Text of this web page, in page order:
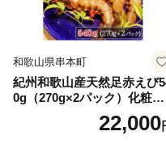
和歌山県串本町
紀州和歌山産天然足赤えび
0g（270g×2パック）化粧箱
入 ※2026年12月上旬〜2027
年2月上旬頃順次発送予定
22,000